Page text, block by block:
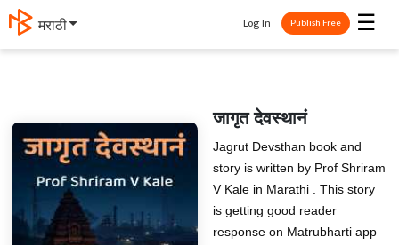
मराठी ☰
Log In Publish Free
जागृत देवस्थानं
Jagrut Devsthan book and
story is written by Prof Shriram
V Kale in Marathi . This story
is getting good reader
response on Matrubharti app